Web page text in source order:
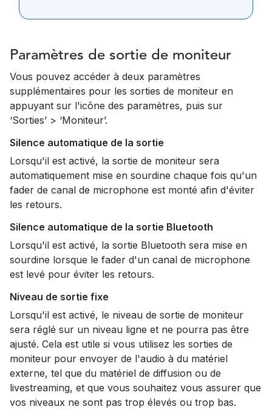
Paramètres de sortie de moniteur
Vous pouvez accéder à deux paramètres
supplémentaires pour les sorties de moniteur en
appuyant sur l'icône des paramètres, puis sur
‘Sorties’ > ‘Moniteur’.
Silence automatique de la sortie
Lorsqu'il est activé, la sortie de moniteur sera
automatiquement mise en sourdine chaque fois qu'un
fader de canal de microphone est monté afin d'éviter
les retours.
Silence automatique de la sortie Bluetooth
Lorsqu'il est activé, la sortie Bluetooth sera mise en
sourdine lorsque le fader d'un canal de microphone
est levé pour éviter les retours.
Niveau de sortie fixe
Lorsqu'il est activé, le niveau de sortie de moniteur
sera réglé sur un niveau ligne et ne pourra pas être
ajusté. Cela est utile si vous utilisez les sorties de
moniteur pour envoyer de l'audio à du matériel
externe, tel que du matériel de diffusion ou de
livestreaming, et que vous souhaitez vous assurer que
vos niveaux ne sont pas trop élevés ou trop bas.